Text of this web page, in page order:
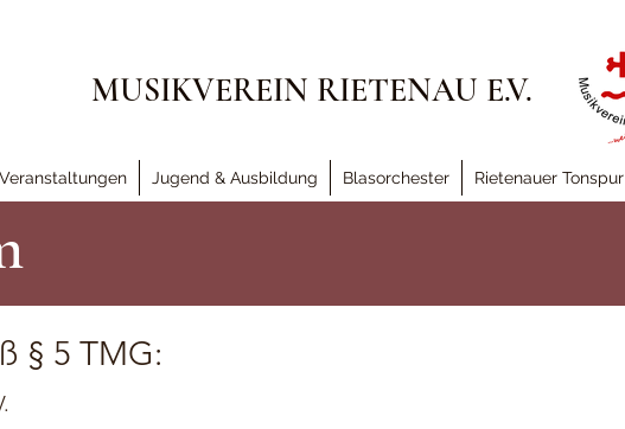
MUSIKVEREIN RIETENAU E.V.
Veranstaltungen Jugend & Ausbildung Blasorchester Rietenauer Tonspur
§ 5 TMG: